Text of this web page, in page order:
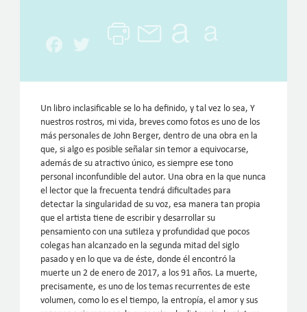
Facebook
Twitter
Un libro inclasificable se lo ha definido, y tal vez lo sea, Y
nuestros rostros, mi vida, breves como fotos es uno de los
más personales de John Berger, dentro de una obra en la
que, si algo es posible señalar sin temor a equivocarse,
además de su atractivo único, es siempre ese tono
personal inconfundible del autor. Una obra en la que nunca
el lector que la frecuenta tendrá dificultades para
detectar la singularidad de su voz, esa manera tan propia
que el artista tiene de escribir y desarrollar su
pensamiento con una sutileza y profundidad que pocos
colegas han alcanzado en la segunda mitad del siglo
pasado y en lo que va de éste, donde él encontró la
muerte un 2 de enero de 2017, a los 91 años. La muerte,
precisamente, es uno de los temas recurrentes de este
volumen, como lo es el tiempo, la entropía, el amor y sus